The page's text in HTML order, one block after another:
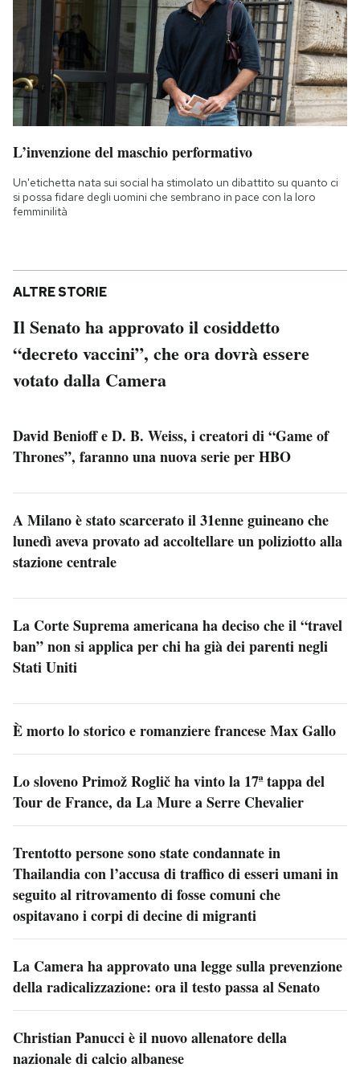
L’invenzione del maschio performativo
Un'etichetta nata sui social ha stimolato un dibattito su quanto ci
si possa fidare degli uomini che sembrano in pace con la loro
femminilità
ALTRE STORIE
Il Senato ha approvato il cosiddetto
“decreto vaccini”, che ora dovrà essere
votato dalla Camera
David Benioff e D. B. Weiss, i creatori di “Game of
Thrones”, faranno una nuova serie per HBO
A Milano è stato scarcerato il 31enne guineano che
lunedì aveva provato ad accoltellare un poliziotto alla
stazione centrale
La Corte Suprema americana ha deciso che il “travel
ban” non si applica per chi ha già dei parenti negli
Stati Uniti
È morto lo storico e romanziere francese Max Gallo
Lo sloveno Primož Roglič ha vinto la 17ª tappa del
Tour de France, da La Mure a Serre Chevalier
Trentotto persone sono state condannate in
Thailandia con l’accusa di traffico di esseri umani in
seguito al ritrovamento di fosse comuni che
ospitavano i corpi di decine di migranti
La Camera ha approvato una legge sulla prevenzione
della radicalizzazione: ora il testo passa al Senato
Christian Panucci è il nuovo allenatore della
nazionale di calcio albanese